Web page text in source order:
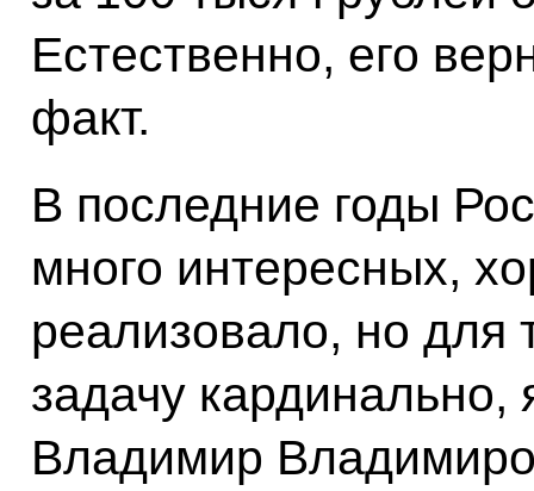
Естественно, его
факт.
В последние годы
много интересных,
реализовало, но для
задачу кардинально,
Владимир